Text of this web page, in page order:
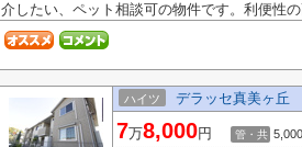
介したい、ペット相談可の物件です。利便性
ハイツ デラッセ真美ヶ丘
7万8,000円 管・共